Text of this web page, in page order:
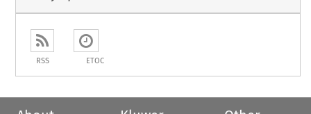
RSS ETOC